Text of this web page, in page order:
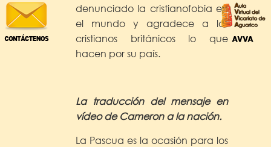
denunciado la cristianofobia en
el mundo y agradece a los
cristianos británicos lo que
hacen por su país.
La traducción del mensaje en
vídeo de Cameron a la nación.
La Pascua es la ocasión para los